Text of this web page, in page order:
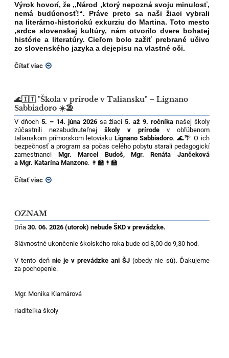
Výrok hovorí, že ,,Národ ,ktorý nepozná svoju minulosť,
nemá budúcnosť!“. Práve preto sa naši žiaci vybrali
na literárno-historickú exkurziu do Martina. Toto mesto
,srdce slovenskej kultúry, nám otvorilo dvere bohatej
histórie a literatúry. Cieľom bolo zažiť prebrané učivo
zo slovenského jazyka a dejepisu na vlastné oči.
Čítať viac
🌊🇮🇹 "Škola v prírode v Taliansku" – Lignano
Sabbiadoro ☀️🏖️
V dňoch5. – 14. júna 2026sa žiaci5. až 9. ročníkanašej školy
zúčastnili nezabudnuteľnejškoly v prírodev obľúbenom
talianskom prímorskom letovisku Lignano Sabbiadoro. 🌊🌴 O ich
bezpečnosť a program sa počas celého pobytu starali pedagogickí
zamestnanci Mgr. Marcel Budoš, Mgr. Renáta Jančeková
a Mgr. Katarína Manzone. 👩‍🏫👨‍🏫
Čítať viac
OZNAM
Dňa30. 06. 2026 (utorok) nebude ŠKD v prevádzke.
Slávnostné ukončenie školského roka bude od 8,00 do 9,30 hod.
V tento deň nie je v prevádzke ani ŠJ(obedy nie sú). Ďakujeme
za pochopenie.
Mgr. Monika Klamárová
riaditeľka školy